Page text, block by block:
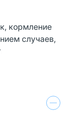
кормление
случаев,